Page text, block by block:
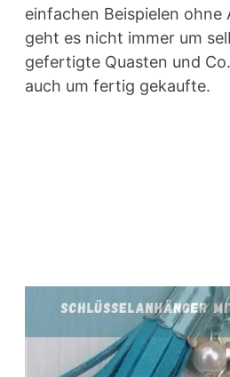
einfachen Beispielen ohne
geht es nicht immer um
gefertigte Quasten und
auch um fertig gekaufte.